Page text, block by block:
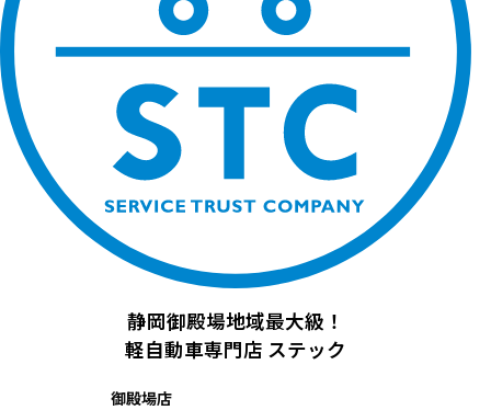
静岡御殿場地域最大級！
軽自動車専門店 ステック
御殿場店